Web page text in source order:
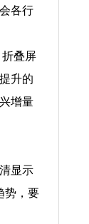
各行
叠屏
升的
增量
显示
势，要